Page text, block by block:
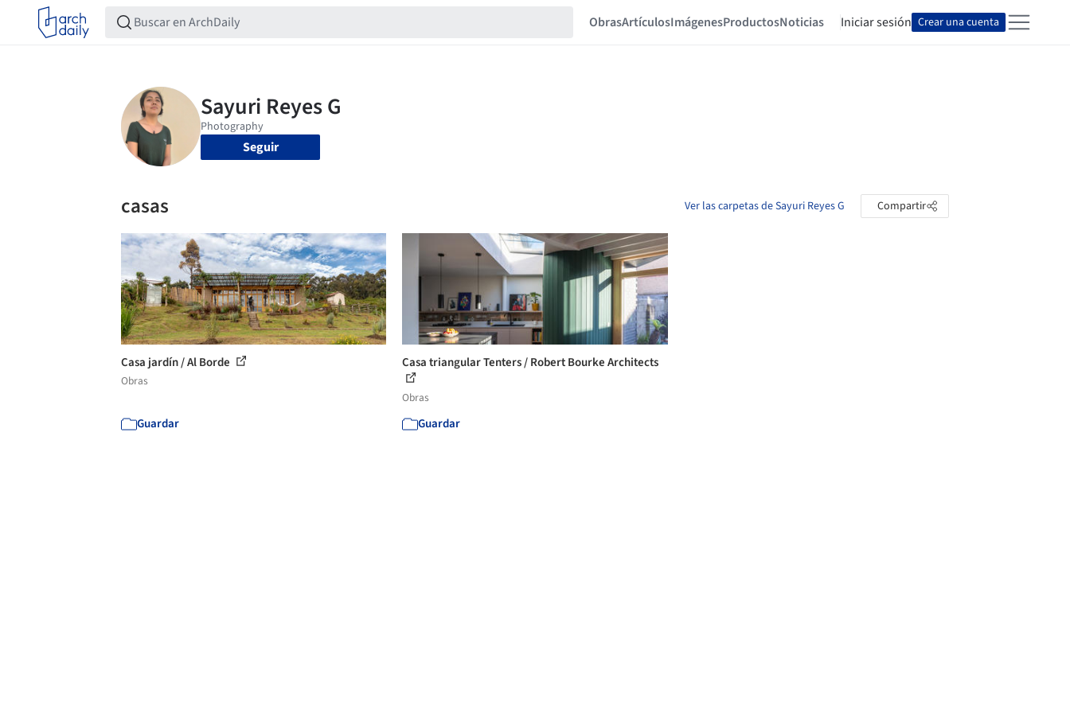
ObrasArtículosImágenesProductosNoticias Iniciar sesión Crear una cuenta
Seguir
casas Ver las carpetas de Sayuri Reyes G Compartir
Casa jardín / Al Borde
Obras
Guardar
Casa triangular Tenters / Robert Bourke Architects
Obras
Guardar